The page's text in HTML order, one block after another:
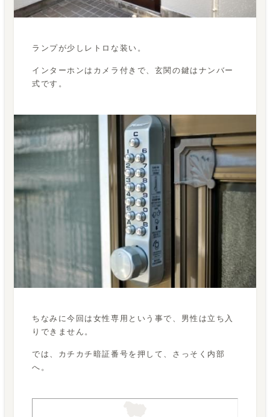
ランプが少しレトロな装い。
インターホンはカメラ付きで、玄関の鍵はナンバー
式です。
ちなみに今回は女性専用という事で、男性は立ち入
りできません。
では、カチカチ暗証番号を押して、さっそく内部
へ。